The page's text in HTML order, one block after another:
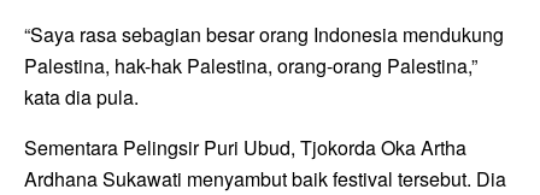
“Saya rasa sebagian besar orang Indonesia mendukung
Palestina, hak-hak Palestina, orang-orang Palestina,”
kata dia pula.
Sementara Pelingsir Puri Ubud, Tjokorda Oka Artha
Ardhana Sukawati menyambut baik festival tersebut. Dia